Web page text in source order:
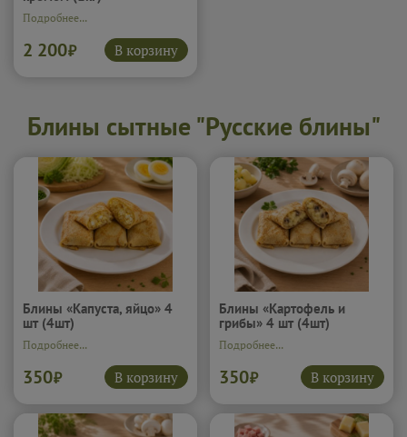
Подробнее...
2 200₽ В корзину
Блины сытные "Русские блины"
Блины «Капуста, яйцо» 4
шт (4шт)
Подробнее...
350₽ В корзину
Блины «Картофель и
грибы» 4 шт (4шт)
Подробнее...
350₽ В корзину